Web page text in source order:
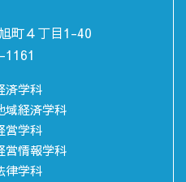
町４丁目1-40
済学科
域経済学科
営学科
営情報学科
律学科